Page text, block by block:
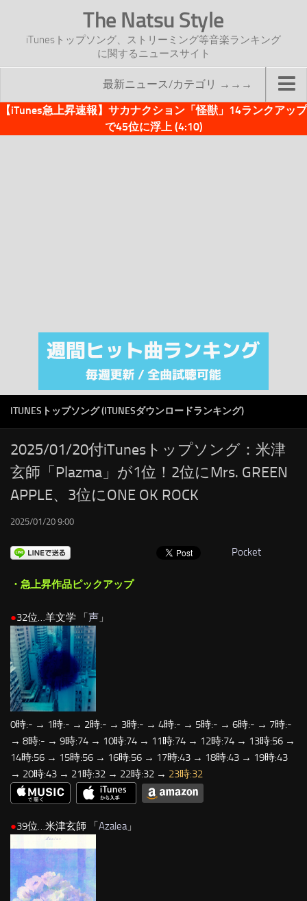
The Natsu Style
iTunesトップソング、ストリーミング等音楽ランキング
に関するニュースサイト
最新ニュース/カテゴリ →→→
TOP
注目カテゴリ
オリジナルiTunes週間トップソング
RSS
LINKS
【iTunes急上昇速報】サカナクション「怪獣」14ランクアップ
で45位に浮上 (4:10)
ITUNESトップソング (ITUNESダウンロードランキング)
2025/01/20付iTunesトップソング：米津
玄師「Plazma」が1位！2位にMrs. GREEN
APPLE、3位にONE OK ROCK
2025/01/20 9:00
Pocket
・急上昇作品ピックアップ
●32位…羊文学 「声 」
0時:- → 1時:- → 2時:- → 3時:- → 4時:- → 5時:- → 6時:- → 7時:-
→ 8時:- → 9時:74 → 10時:74 → 11時:74 → 12時:74 → 13時:56 →
14時:56 → 15時:56 → 16時:56 → 17時:43 → 18時:43 → 19時:43
→ 20時:43 → 21時:32 → 22時:32 → 23時:32
●39位…米津玄師 「Azalea」